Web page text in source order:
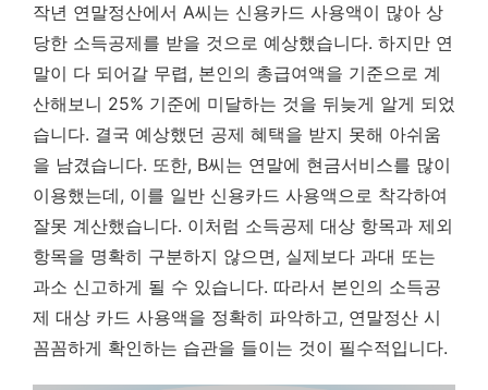
작년 연말정산에서 A씨는 신용카드 사용액이 많아 상
당한 소득공제를 받을 것으로 예상했습니다. 하지만 연
말이 다 되어갈 무렵, 본인의 총급여액을 기준으로 계
산해보니 25% 기준에 미달하는 것을 뒤늦게 알게 되었
습니다. 결국 예상했던 공제 혜택을 받지 못해 아쉬움
을 남겼습니다. 또한, B씨는 연말에 현금서비스를 많이
이용했는데, 이를 일반 신용카드 사용액으로 착각하여
잘못 계산했습니다. 이처럼 소득공제 대상 항목과 제외
항목을 명확히 구분하지 않으면, 실제보다 과대 또는
과소 신고하게 될 수 있습니다. 따라서 본인의 소득공
제 대상 카드 사용액을 정확히 파악하고, 연말정산 시
꼼꼼하게 확인하는 습관을 들이는 것이 필수적입니다.